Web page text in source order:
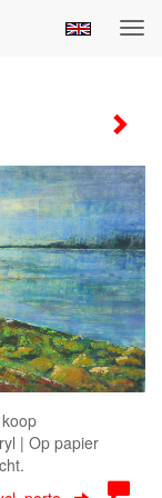
| Op papier